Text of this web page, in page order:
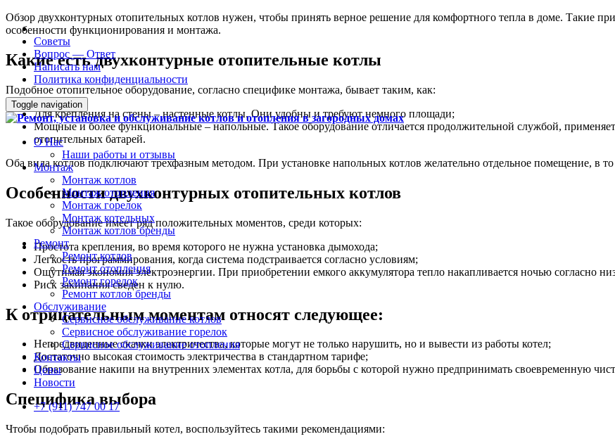
Советы
Вопрос — Ответ
Написать нам
Политика конфиденциальности
Toggle navigation
О Нас
Наши работы и отзывы
Монтаж
Монтаж котлов
Монтаж отопления
Монтаж горелок
Монтаж котельных
Монтаж котлов бренды
Ремонт
Ремонт котлов
Ремонт отопления
Ремонт горелок
Ремонт котлов бренды
Обслуживание
Сервисное обслуживание котлов
Сервисное обслуживание горелок
Сервисное обслуживание отопления
Контакты
Цены
Новости
+7 (911) 747 00 17
Обзор двухконтурных отопительных котлов нужен, чтобы принять верное решение для комфортного тепла в доме. Такие
особенности функционирования и монтажа.
Какие есть двухконтурные отопительные котлы
Подобное отопительное оборудование, согласно специфике монтажа, бывает таким, как:
Для крепления на стены – настенные котлы. Они удобны и требуют немного площади;
Мощные и более функциональные – напольные. Такое оборудование отличается продолжительной службой,
отопительных батарей.
Оба вида котлов подключают трехфазным методом. При установке напольных котлов желательно отдельное помещение, в
Особенности двухконтурных отопительных котлов
Такое оборудование имеет ряд положительных моментов, среди которых:
Простота крепления, во время которого не нужна установка дымохода;
Легкость программирования, когда система подстраивается согласно условиям;
Ощутимая экономия электроэнергии. При приобретении емкого аккумулятора тепло накапливается ночью согласно
Риск закипания сведен к нулю.
К отрицательным моментам относят следующее:
Непредвиденные скачки электричества, которые могут не только нарушить, но и вывести из работы котел;
Достаточно высокая стоимость электричества в стандартном тарифе;
Образование накипи на внутренних элементах котла, для борьбы с которой нужно предпринимать своевременную
Специфика выбора
Чтобы подобрать правильный котел, воспользуйтесь такими рекомендациями: